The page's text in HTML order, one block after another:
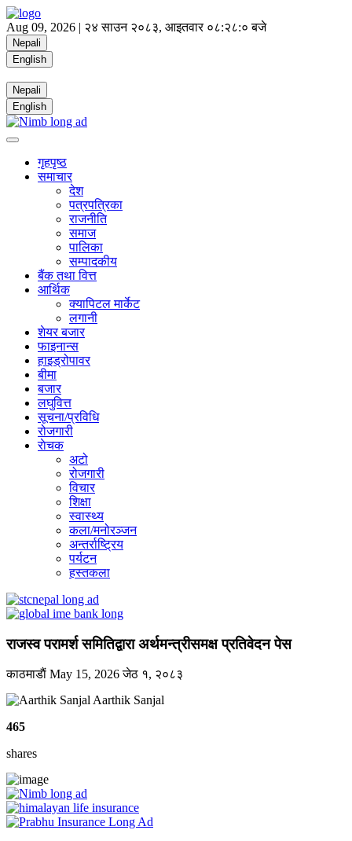
Aug 09, 2026 | २४ साउन २०८३, आइतवार ०८:२८:० बजे
Nepali
English
Nepali
English
गृहपृष्ठ
समाचार
देश
पत्रपत्रिका
राजनीति
समाज
पालिका
सम्पादकीय
बैंक तथा वित्त
आर्थिक
क्यापिटल मार्केट
लगानी
शेयर बजार
फाइनान्स
हाइड्रोपावर
बीमा
बजार
लघुवित्त
सूचना/प्रविधि
रोजगारी
राेचक
अटो
रोजगारी
विचार
शिक्षा
स्वास्थ्य
कला/मनोरञ्जन
अन्तर्राष्ट्रिय
पर्यटन
हस्तकला
राजस्व परामर्श समितिद्वारा अर्थमन्त्रीसमक्ष प्रतिवेदन पेस
काठमाडाैं May 15, 2026जेठ १, २०८३
Aarthik Sanjal
465
shares